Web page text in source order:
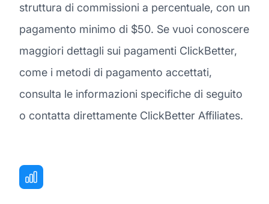
struttura di commissioni a percentuale, con un
pagamento minimo di $50. Se vuoi conoscere
maggiori dettagli sui pagamenti ClickBetter,
come i metodi di pagamento accettati,
consulta le informazioni specifiche di seguito
o contatta direttamente ClickBetter Affiliates.